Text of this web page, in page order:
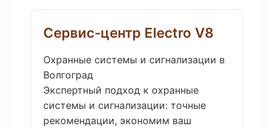
Сервис-центр Electro V8
Охранные системы и сигнализации в
Волгоград
Экспертный подход к охранные
системы и сигнализации: точные
рекомендации, экономим ваш